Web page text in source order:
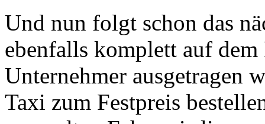
Und nun folgt schon das
ebenfalls komplett auf
Unternehmer ausgetragen
Taxi zum Festpreis